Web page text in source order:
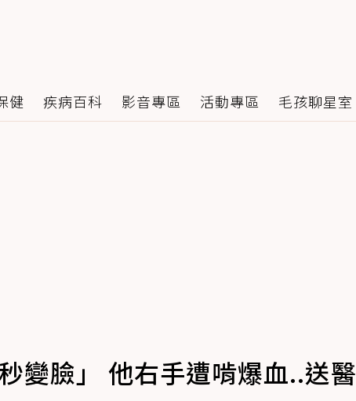
健 疾病百科 影音專區 活動專區 毛孩聊星室
變臉」 他右手遭啃爆血..送醫